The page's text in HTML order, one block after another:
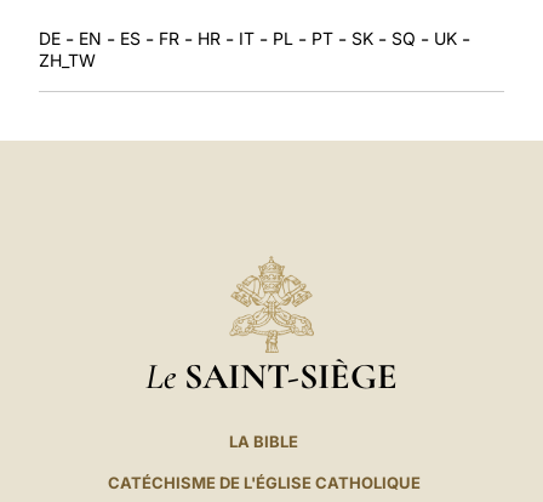
DE - EN - ES - FR - HR - IT - PL - PT - SK - SQ - UK -
ZH_TW
Le SAINT-SIÈGE
LA BIBLE
CATÉCHISME DE L'ÉGLISE CATHOLIQUE